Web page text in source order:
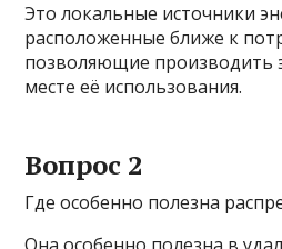
Это локальные источники
расположенные ближе к
позволяющие производить
месте её использования.
Вопрос 2
Где особенно полезна